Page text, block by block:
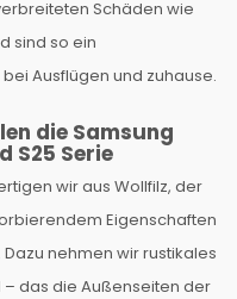
Schäden wie
sind so ein
Ausflügen und zuhause.
die Samsung
S25 Serie
wir aus Wollfilz, der
Eigenschaften
nehmen wir rustikales
– das die Außenseiten der